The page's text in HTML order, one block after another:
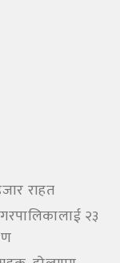
राहत
२३